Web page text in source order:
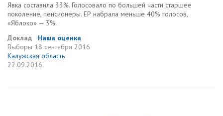
Явка составила 33%. Голосовало по большей части старшее
поколение, пенсионеры. ЕР набрала меньше 40% голосов,
«Яблоко» — 3%.
Доклад
Наша оценка
Выборы 18 сентября 2016
Калужская область
22.09.2016